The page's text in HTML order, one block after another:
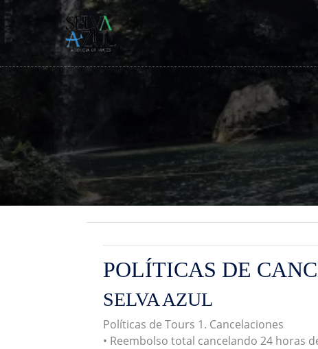
POLÍTICAS DE
SELVA AZUL
Políticas de Tours 1. Cancelaciones
• Reembolso total cancelando 24